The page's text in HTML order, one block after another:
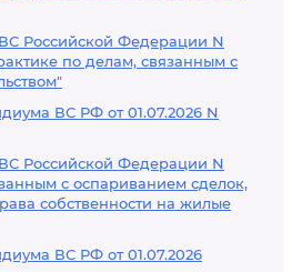
Российской Федерации N
по делам, связанным с
ВС РФ от 01.07.2026 N
Российской Федерации N
с оспариванием сделок,
собственности на жилые
ВС РФ от 01.07.2026